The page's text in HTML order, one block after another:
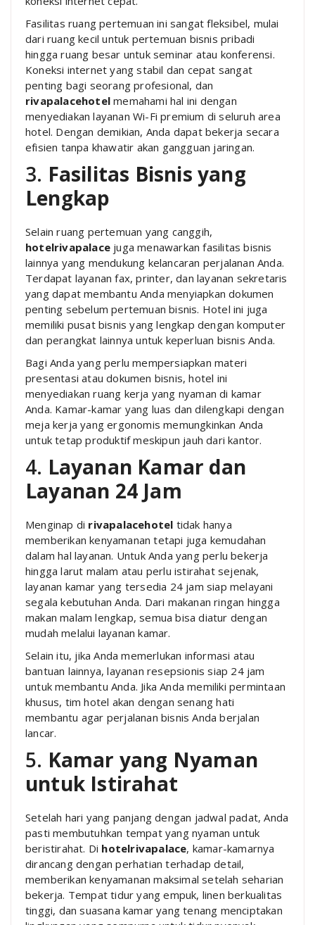
Fasilitas ruang pertemuan ini sangat fleksibel, mulai
dari ruang kecil untuk pertemuan bisnis pribadi
hingga ruang besar untuk seminar atau konferensi.
Koneksi internet yang stabil dan cepat sangat
penting bagi seorang profesional, dan
rivapalacehotel memahami hal ini dengan
menyediakan layanan Wi-Fi premium di seluruh area
hotel. Dengan demikian, Anda dapat bekerja secara
efisien tanpa khawatir akan gangguan jaringan.
3. Fasilitas Bisnis yang
Lengkap
Selain ruang pertemuan yang canggih,
hotelrivapalace juga menawarkan fasilitas bisnis
lainnya yang mendukung kelancaran perjalanan Anda.
Terdapat layanan fax, printer, dan layanan sekretaris
yang dapat membantu Anda menyiapkan dokumen
penting sebelum pertemuan bisnis. Hotel ini juga
memiliki pusat bisnis yang lengkap dengan komputer
dan perangkat lainnya untuk keperluan bisnis Anda.
Bagi Anda yang perlu mempersiapkan materi
presentasi atau dokumen bisnis, hotel ini
menyediakan ruang kerja yang nyaman di kamar
Anda. Kamar-kamar yang luas dan dilengkapi dengan
meja kerja yang ergonomis memungkinkan Anda
untuk tetap produktif meskipun jauh dari kantor.
4. Layanan Kamar dan
Layanan 24 Jam
Menginap di rivapalacehotel tidak hanya
memberikan kenyamanan tetapi juga kemudahan
dalam hal layanan. Untuk Anda yang perlu bekerja
hingga larut malam atau perlu istirahat sejenak,
layanan kamar yang tersedia 24 jam siap melayani
segala kebutuhan Anda. Dari makanan ringan hingga
makan malam lengkap, semua bisa diatur dengan
mudah melalui layanan kamar.
Selain itu, jika Anda memerlukan informasi atau
bantuan lainnya, layanan resepsionis siap 24 jam
untuk membantu Anda. Jika Anda memiliki permintaan
khusus, tim hotel akan dengan senang hati
membantu agar perjalanan bisnis Anda berjalan
lancar.
5. Kamar yang Nyaman
untuk Istirahat
Setelah hari yang panjang dengan jadwal padat, Anda
pasti membutuhkan tempat yang nyaman untuk
beristirahat. Di hotelrivapalace, kamar-kamarnya
dirancang dengan perhatian terhadap detail,
memberikan kenyamanan maksimal setelah seharian
bekerja. Tempat tidur yang empuk, linen berkualitas
tinggi, dan suasana kamar yang tenang menciptakan